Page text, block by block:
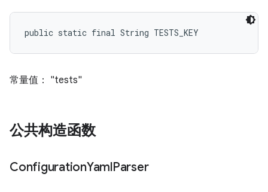
public static final String TESTS_KEY
常量值： "tests"
公共构造函数
ConfigurationYamlParser